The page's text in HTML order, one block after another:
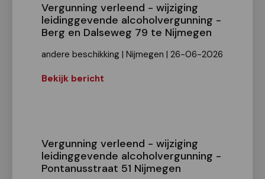
Vergunning verleend - wijziging
leidinggevende alcoholvergunning -
Berg en Dalseweg 79 te Nijmegen
andere beschikking | Nijmegen | 26-06-2026
Bekijk bericht
Vergunning verleend - wijziging
leidinggevende alcoholvergunning -
Pontanusstraat 51 Nijmegen